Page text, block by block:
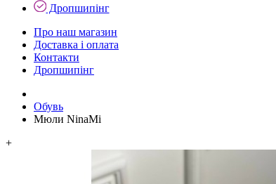
Дропшипінг
Про наш магазин
Доставка і оплата
Контакти
Дропшипінг
Обувь
Мюли NinaMi
+